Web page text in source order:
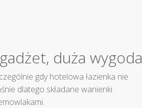
duża wygoda
gdy hotelowa łazienka nie
dlatego składane wanienki